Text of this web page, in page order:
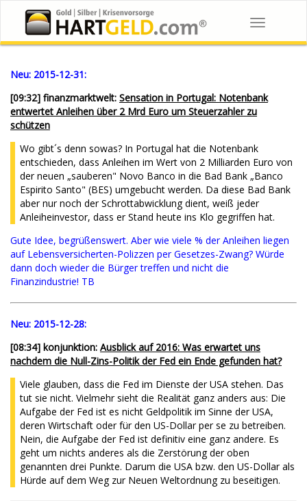
Toggle
navigation
Neu: 2015-12-31:
[09:32] finanzmarktwelt: Sensation in Portugal: Notenbank
entwertet Anleihen über 2 Mrd Euro um Steuerzahler zu
schützen
Wo gibt´s denn sowas? In Portugal hat die Notenbank
entschieden, dass Anleihen im Wert von 2 Milliarden Euro von
der neuen „sauberen" Novo Banco in die Bad Bank „Banco
Espirito Santo" (BES) umgebucht werden. Da diese Bad Bank
aber nur noch der Schrottabwicklung dient, weiß jeder
Anleiheinvestor, dass er Stand heute ins Klo gegriffen hat.
Gute Idee, begrüßenswert. Aber wie viele % der Anleihen liegen
auf Lebensversicherten-Polizzen per Gesetzes-Zwang? Würde
dann doch wieder die Bürger treffen und nicht die
Finanzindustrie! TB
Neu: 2015-12-28:
[08:34] konjunktion: Ausblick auf 2016: Was erwartet uns
nachdem die Null-Zins-Politik der Fed ein Ende gefunden hat?
Viele glauben, dass die Fed im Dienste der USA stehen. Das
tut sie nicht. Vielmehr sieht die Realität ganz anders aus: Die
Aufgabe der Fed ist es nicht Geldpolitik im Sinne der USA,
deren Wirtschaft oder für den US-Dollar per se zu betreiben.
Nein, die Aufgabe der Fed ist definitiv eine ganz andere. Es
geht um nichts anderes als die Zerstörung der oben
genannten drei Punkte. Darum die USA bzw. den US-Dollar als
Hürde auf dem Weg zur Neuen Weltordnung zu beseitigen.